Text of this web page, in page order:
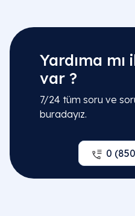
Yardıma mı
var ?
7/24 tüm soru ve
buradayız.
0